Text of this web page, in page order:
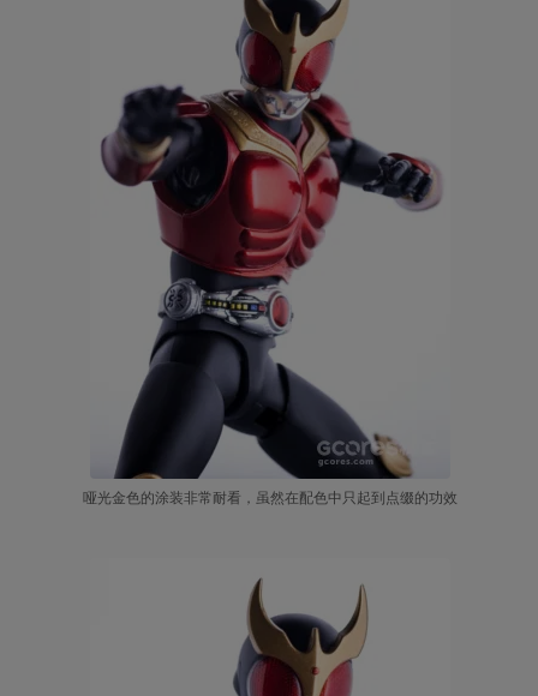
哑光金色的涂装非常耐看，虽然在配色中只起到点缀的功效